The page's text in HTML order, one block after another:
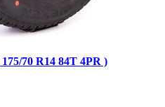
70 R14 84T 4PR )